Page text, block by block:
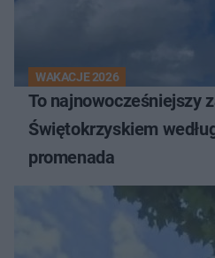
WAKACJE 2026
To najnowocześniejszy
Świętokrzyskiem
promenada